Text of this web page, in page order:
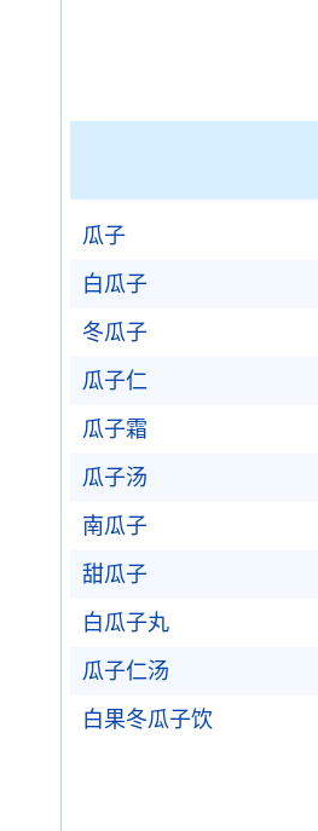
瓜子
白瓜子
冬瓜子
瓜子仁
瓜子霜
瓜子汤
南瓜子
甜瓜子
白瓜子丸
瓜子仁汤
白果冬瓜子饮